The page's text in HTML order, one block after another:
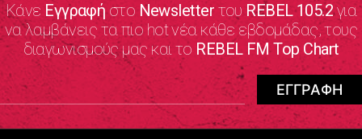
Κάνε Εγγραφήστο NewsletterτουREBEL 105.2για
να λαμβάνεις τα πιο hot νέα κάθε εβδομάδας, τους
διαγωνισμούς μας και το REBEL FM Top Chart